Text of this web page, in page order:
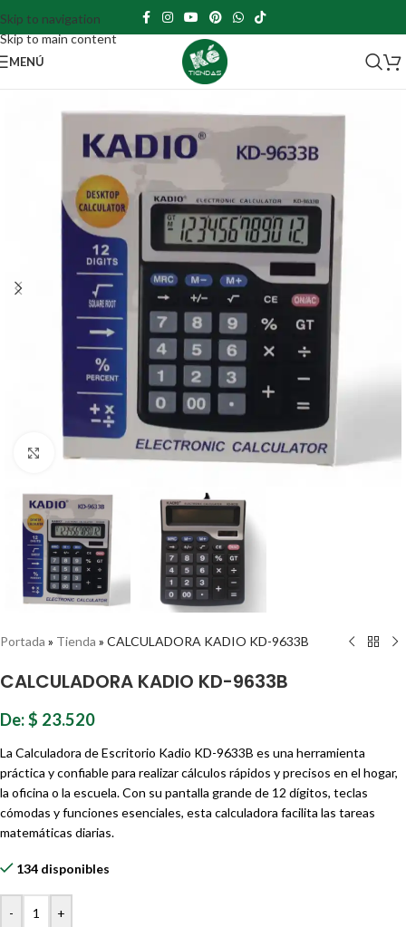
Skip to navigation
Skip to main content
MENÚ
Haz clic para ampliar
Portada » Tienda » CALCULADORA KADIO KD-9633B
CALCULADORA KADIO KD-9633B
De:$ 23.520
La Calculadora de Escritorio Kadio KD-9633B es una herramienta
práctica y confiable para realizar cálculos rápidos y precisos en el hogar,
la oficina o la escuela. Con su pantalla grande de 12 dígitos, teclas
cómodas y funciones esenciales, esta calculadora facilita las tareas
matemáticas diarias.
134 disponibles
- +